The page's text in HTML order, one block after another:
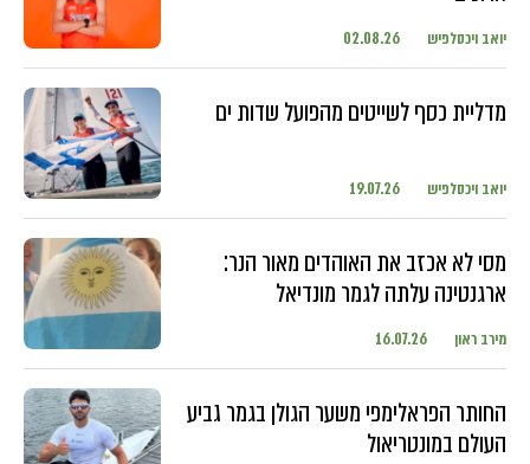
יואב ויכסלפיש 02.08.26
מדליית כסף לשייטים מהפועל שדות ים
יואב ויכסלפיש 19.07.26
מסי לא אכזב את האוהדים מאור הנר:
ארגנטינה עלתה לגמר מונדיאל
מירב ראון 16.07.26
החותר הפראלימפי משער הגולן בגמר גביע
העולם במונטריאול